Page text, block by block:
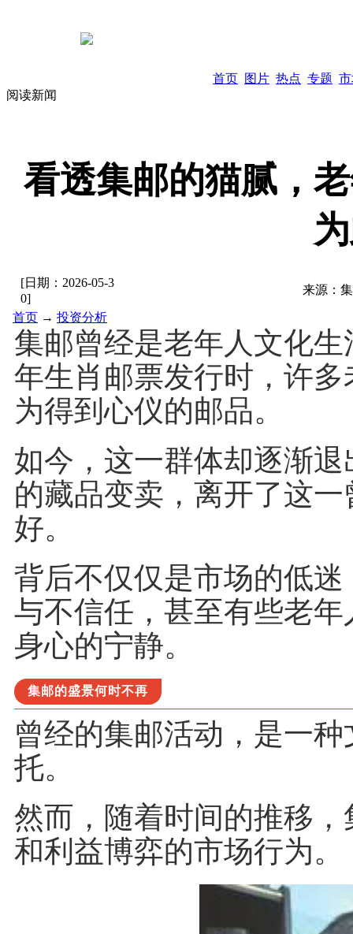
首页 图片 热点 专题
阅读新闻
看透集邮的猫腻，
[日期： 2026-05-3
0]
来源：
首页 → 投资分析
集邮曾经是老年人文化
年生肖邮票发行时，许
为得到心仪的邮品。
如今，这一群体却逐渐
的藏品变卖，离开了这
好。
背后不仅仅是市场的低
与不信任，甚至有些老
身心的宁静。
集邮的盛景何时不再
曾经的集邮活动，是一
托。
然而，随着时间的推移
和利益博弈的市场行为。